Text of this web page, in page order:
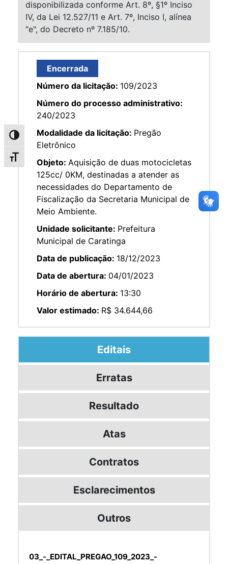
Alternar alto contraste
Alternar tamanho da fonte
disponibilizada conforme Art. 8º, §1º Inciso
IV, da Lei 12.527/11 e Art. 7º, Inciso I, alínea
"e", do Decreto nº 7.185/10.
Encerrada
Número da licitação: 109/2023
Número do processo administrativo:
240/2023
Modalidade da licitação: Pregão
Eletrônico
Objeto: Aquisição de duas motocicletas
125cc/ 0KM, destinadas a atender as
necessidades do Departamento de
Fiscalização da Secretaria Municipal de
Meio Ambiente.
Unidade solicitante: Prefeitura
Municipal de Caratinga
Data de publicação: 18/12/2023
Data de abertura: 04/01/2023
Horário de abertura: 13:30
Valor estimado: R$ 34.644,66
Editais
Erratas
Resultado
Atas
Contratos
Esclarecimentos
Outros
03_-_EDITAL_PREGAO_109_2023_-